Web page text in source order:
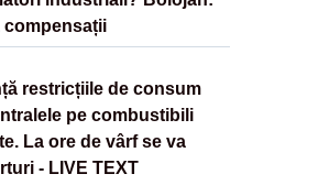
compensații
restricțiile de consum
pe combustibili
La ore de vârf se va
- LIVE TEXT